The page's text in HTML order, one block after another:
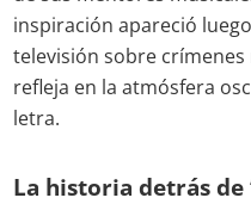
inspiración apareció
televisión sobre
refleja en la atmósfera
letra.
La historia detrás de